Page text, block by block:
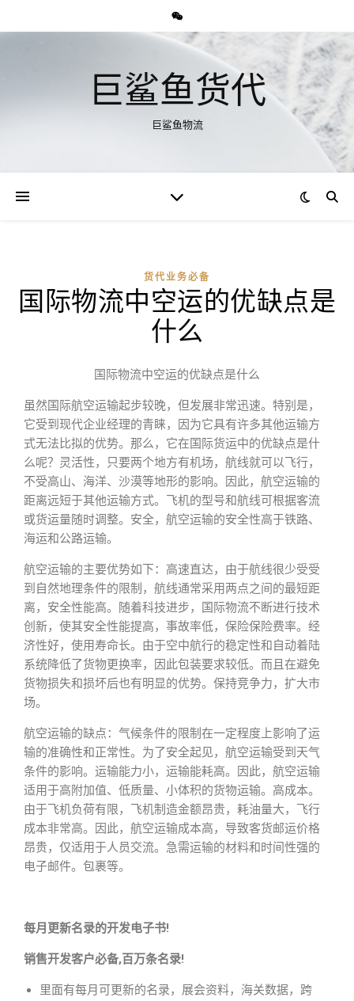
巨鲨鱼货代
巨鲨鱼物流
货代业务必备
国际物流中空运的优缺点是
什么
国际物流中空运的优缺点是什么
虽然国际航空运输起步较晚，但发展非常迅速。特别是，
它受到现代企业经理的青睐，因为它具有许多其他运输方
式无法比拟的优势。那么，它在国际货运中的优缺点是什
么呢？灵活性，只要两个地方有机场，航线就可以飞行，
不受高山、海洋、沙漠等地形的影响。因此，航空运输的
距离远短于其他运输方式。飞机的型号和航线可根据客流
或货运量随时调整。安全，航空运输的安全性高于铁路、
海运和公路运输。
航空运输的主要优势如下：高速直达，由于航线很少受受
到自然地理条件的限制，航线通常采用两点之间的最短距
离，安全性能高。随着科技进步，国际物流不断进行技术
创新，使其安全性能提高，事故率低，保险保险费率。经
济性好，使用寿命长。由于空中航行的稳定性和自动着陆
系统降低了货物更换率，因此包装要求较低。而且在避免
货物损失和损坏后也有明显的优势。保持竞争力，扩大市
场。
航空运输的缺点：气候条件的限制在一定程度上影响了运
输的准确性和正常性。为了安全起见，航空运输受到天气
条件的影响。运输能力小，运输能耗高。因此，航空运输
适用于高附加值、低质量、小体积的货物运输。高成本。
由于飞机负荷有限，飞机制造金额昂贵，耗油量大，飞行
成本非常高。因此，航空运输成本高，导致客货邮运价格
昂贵，仅适用于人员交流。急需运输的材料和时间性强的
电子邮件。包裹等。
每月更新名录的开发电子书!
销售开发客户必备,百万条名录!
里面有每月可更新的名录，展会资料，海关数据，跨